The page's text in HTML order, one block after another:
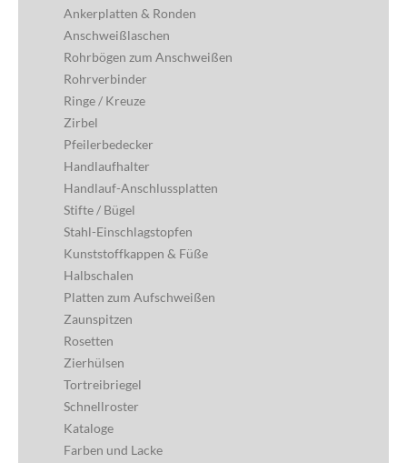
Ankerplatten & Ronden
Anschweißlaschen
Rohrbögen zum Anschweißen
Rohrverbinder
Ringe / Kreuze
Zirbel
Pfeilerbedecker
Handlaufhalter
Handlauf-Anschlussplatten
Stifte / Bügel
Stahl-Einschlagstopfen
Kunststoffkappen & Füße
Halbschalen
Platten zum Aufschweißen
Zaunspitzen
Rosetten
Zierhülsen
Tortreibriegel
Schnellroster
Kataloge
Farben und Lacke